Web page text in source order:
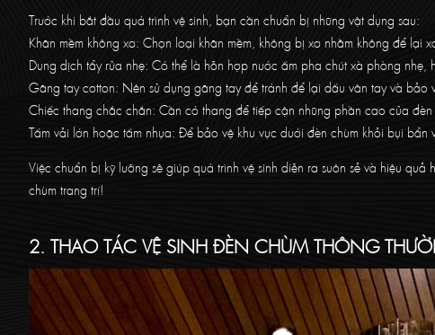
Trước khi bắt đầu quá trình vệ sinh, bạn cần chuẩn bị những vật dụng sau:
Khăn mềm không xơ: Chọn loại khăn mềm, không bị xơ nhằm không để lại
Dung dịch tẩy rửa nhẹ: Có thể là hỗn hợp nước ấm pha chút xà phòng
Găng tay cotton: Nên sử dụng găng tay để tránh để lại dấu vân tay và bảo
Chiếc thang chắc chắn: Cần có thang để tiếp cận những phần cao của
Tấm vải lớn hoặc tấm nhựa: Để bảo vệ khu vực dưới đèn chùm khỏi bụi bẩn
Việc chuẩn bị kỹ lưỡng sẽ giúp quá trình vệ sinh diễn ra suôn sẻ và hiệu
chùm trang trí!
2. THAO TÁC VỆ SINH ĐÈN CHÙM THÔNG